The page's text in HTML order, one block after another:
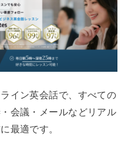
イン英会話で、すべての
会議・メールなどリアル
最適です。